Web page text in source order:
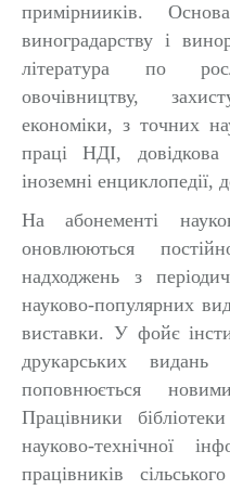
примірнииків.
виноградарству і
література по
овочівництву,
економіки, з точних
праці НДІ, довідкова
іноземні енциклопедії,
На абонементі
оновлюються
надходжень з
науково-популярних
виставки. У фойє
друкарських видань
поповнюється
Працівники
науково-технічної
працівників